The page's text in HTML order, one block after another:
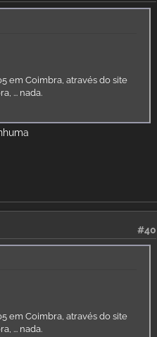
em Coimbra, através do site
... nada.
#40
em Coimbra, através do site
... nada.